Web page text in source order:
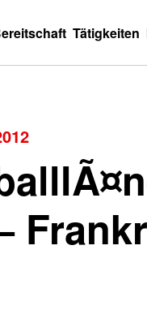
Tätigkeiten